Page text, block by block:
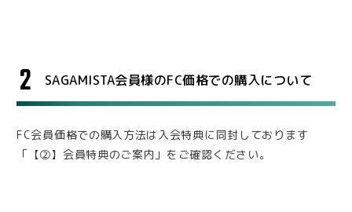
2 SAGAMISTA会員様のFC価格での購入について
FC会員価格での購入方法は入会特典に同封しております
「【②】会員特典のご案内」をご確認ください。